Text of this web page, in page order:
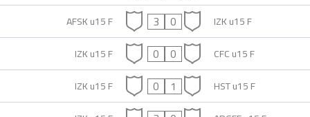
AFSK u15 F
3 0
IZK u15 F
IZK u15 F
0 0
CFC u15 F
IZK u15 F
0 1
HST u15 F